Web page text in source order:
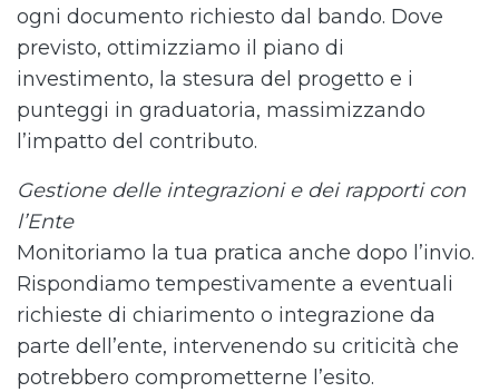
ogni documento richiesto dal bando. Dove
previsto, ottimizziamo il piano di
investimento, la stesura del progetto e i
punteggi in graduatoria, massimizzando
l’impatto del contributo.
Gestione delle integrazioni e dei rapporti con
l’Ente
Monitoriamo la tua pratica anche dopo l’invio.
Rispondiamo tempestivamente a eventuali
richieste di chiarimento o integrazione da
parte dell’ente, intervenendo su criticità che
potrebbero comprometterne l’esito.